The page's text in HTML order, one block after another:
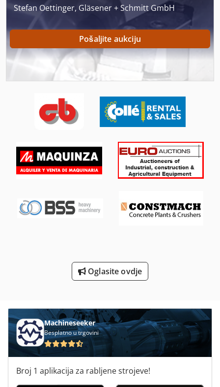
Okvir Za Prikaz
Okvir Za Sliku
On 06 Utovarivačem
On 08 Utovarivačem
Rub Ljepilo Za
Separatora Za Sve
Stan Čelika Škare
Sustav Za Hranjenje
Stefan Oettinger, Gläsener + Schmitt GmbH
Pošaljite aukciju
Oglasite ovdje
Machineseeker
Besplatno u trgovini
Broj 1 aplikacija za rabljene strojeve!